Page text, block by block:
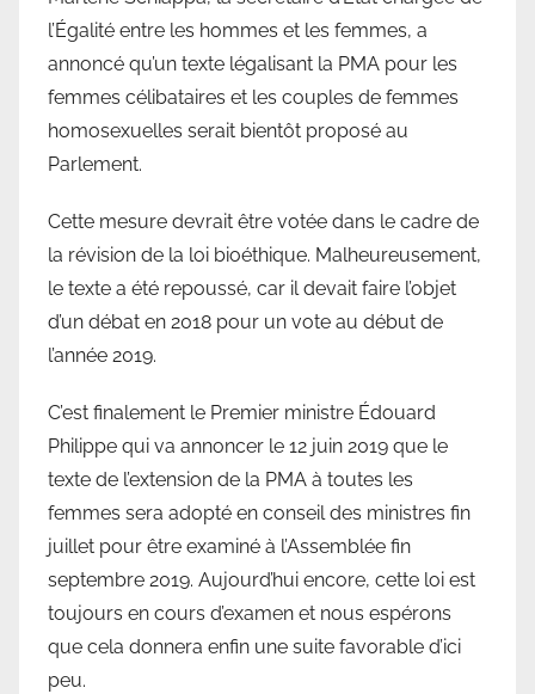
l’Égalité entre les hommes et les femmes, a
annoncé qu’un texte légalisant la PMA pour les
femmes célibataires et les couples de femmes
homosexuelles serait bientôt proposé au
Parlement.
Cette mesure devrait être votée dans le cadre de
la révision de la loi bioéthique. Malheureusement,
le texte a été repoussé, car il devait faire l’objet
d’un débat en 2018 pour un vote au début de
l’année 2019.
C’est finalement le Premier ministre Édouard
Philippe qui va annoncer le 12 juin 2019 que le
texte de l’extension de la PMA à toutes les
femmes sera adopté en conseil des ministres fin
juillet pour être examiné à l’Assemblée fin
septembre 2019. Aujourd’hui encore, cette loi est
toujours en cours d’examen et nous espérons
que cela donnera enfin une suite favorable d’ici
peu.